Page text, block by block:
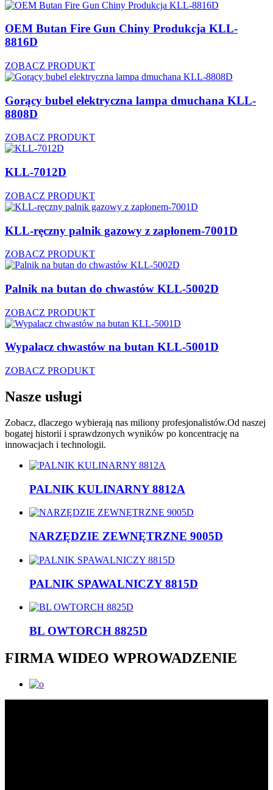
OEM Butan Fire Gun Chiny Produkcja KLL-
8816D
ZOBACZ PRODUKT
Gorący bubel elektryczna lampa dmuchana KLL-
8808D
ZOBACZ PRODUKT
KLL-7012D
ZOBACZ PRODUKT
KLL-ręczny palnik gazowy z zapłonem-7001D
ZOBACZ PRODUKT
Palnik na butan do chwastów KLL-5002D
ZOBACZ PRODUKT
Wypalacz chwastów na butan KLL-5001D
ZOBACZ PRODUKT
Nasze usługi
Zobacz, dlaczego wybierają nas miliony profesjonalistów.Od naszej
bogatej historii i sprawdzonych wyników po koncentrację na
innowacjach i technologii.
PALNIK KULINARNY 8812A
NARZĘDZIE ZEWNĘTRZNE 9005D
PALNIK SPAWALNICZY 8815D
BL OWTORCH 8825D
FIRMA WIDEO WPROWADZENIE